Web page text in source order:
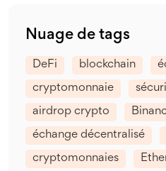
Nuage de tags
DeFi blockchain
cryptomonnaie
airdrop crypto
échange décentralisé
cryptomonnaies